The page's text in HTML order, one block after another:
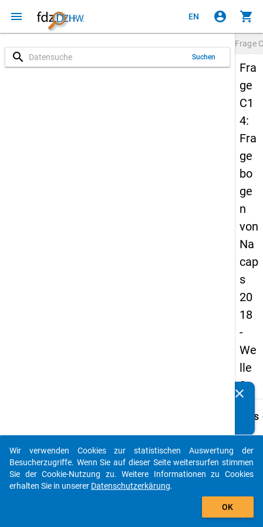
menu EN account_circle shopping_cart
search Suchen
Frage
Fra
ge
C1
4:
Fra
ge
bo
ge
n
von
Na
cap
s
20
18
-
We
lle
3
Details
C14
An
clear
auto_stories
add_shopping_cart
Wir verwenden Cookies zur statistischen Auswertung der
Besucherzugriffe. Wenn Sie auf dieser Seite weitersurfen stimmen
Sie der Cookie-Nutzung zu. Weitere Informationen zu Cookies
erhalten Sie in unserer Datenschutzerkärung.
OK